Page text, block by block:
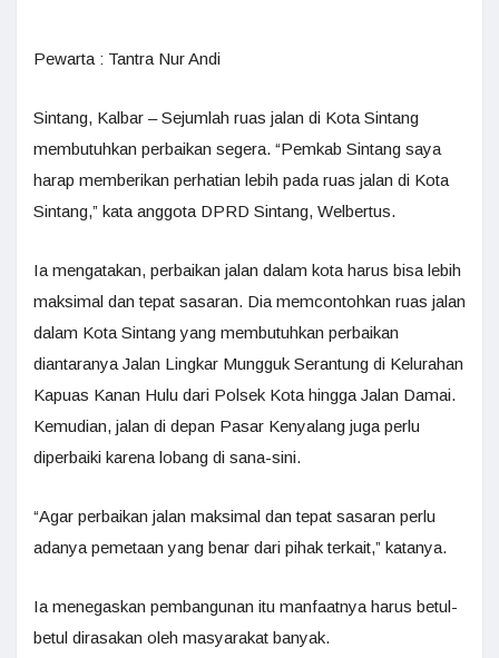
Pewarta : Tantra Nur Andi
Sintang, Kalbar – Sejumlah ruas jalan di Kota Sintang
membutuhkan perbaikan segera. “Pemkab Sintang saya
harap memberikan perhatian lebih pada ruas jalan di Kota
Sintang,” kata anggota DPRD Sintang, Welbertus.
Ia mengatakan, perbaikan jalan dalam kota harus bisa lebih
maksimal dan tepat sasaran. Dia memcontohkan ruas jalan
dalam Kota Sintang yang membutuhkan perbaikan
diantaranya Jalan Lingkar Mungguk Serantung di Kelurahan
Kapuas Kanan Hulu dari Polsek Kota hingga Jalan Damai.
Kemudian, jalan di depan Pasar Kenyalang juga perlu
diperbaiki karena lobang di sana-sini.
“Agar perbaikan jalan maksimal dan tepat sasaran perlu
adanya pemetaan yang benar dari pihak terkait,” katanya.
Ia menegaskan pembangunan itu manfaatnya harus betul-
betul dirasakan oleh masyarakat banyak.